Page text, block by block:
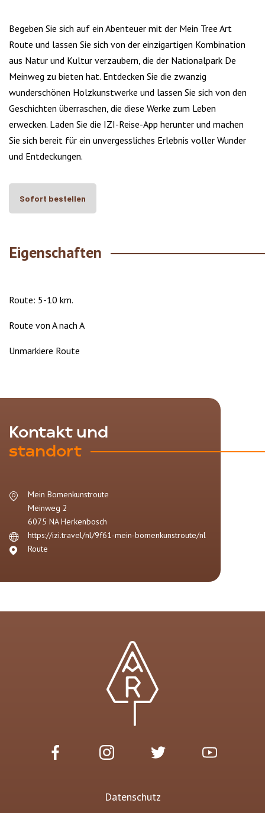
Begeben Sie sich auf ein Abenteuer mit der Mein Tree Art
Route und lassen Sie sich von der einzigartigen Kombination
aus Natur und Kultur verzaubern, die der Nationalpark De
Meinweg zu bieten hat. Entdecken Sie die zwanzig
wunderschönen Holzkunstwerke und lassen Sie sich von den
Geschichten überraschen, die diese Werke zum Leben
erwecken. Laden Sie die IZI-Reise-App herunter und machen
Sie sich bereit für ein unvergessliches Erlebnis voller Wunder
und Entdeckungen.
Sofort bestellen
Eigenschaften
Route: 5-10 km.
Route von A nach A
Unmarkiere Route
Kontakt und
standort
Mein Bomenkunstroute
Meinweg 2
6075 NA Herkenbosch
https://izi.travel/nl/9f61-mein-bomenkunstroute/nl
Route
Datenschutz